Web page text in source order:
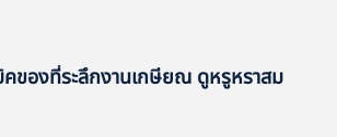
คของที่ระลึกงานเกษียณ ดูหรูหราสม